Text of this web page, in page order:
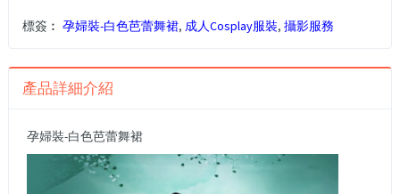
標簽︰ 孕婦裝-白色芭蕾舞裙, 成人Cosplay服裝, 攝影服務
產品詳細介紹
孕婦裝-白色芭蕾舞裙